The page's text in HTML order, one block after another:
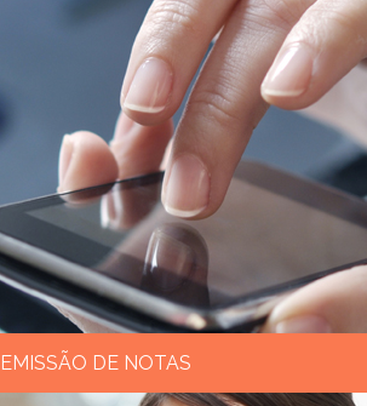
Clique aqui
EMISSÃO DE NOTAS